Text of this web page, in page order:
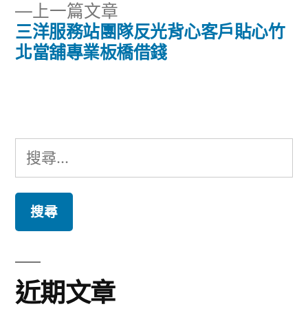
導
覽
上一篇文章
一
篇
三洋服務站團隊反光背心客戶貼心竹
北當舖專業板橋借錢
搜
尋
鍵
字:
近期文章